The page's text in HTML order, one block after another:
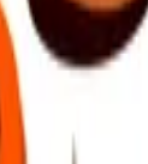
å komme i gang.